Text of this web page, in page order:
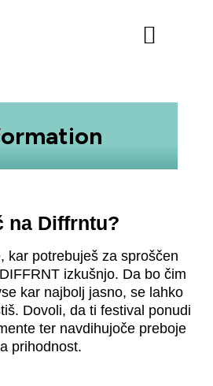
na Diffrntu?
kar potrebuješ za sproščen
izkušnjo. Da bo čim
kar najbolj jasno, se lahko
Dovoli, da ti festival ponudi
ter navdihujoče preboje
prihodnost.